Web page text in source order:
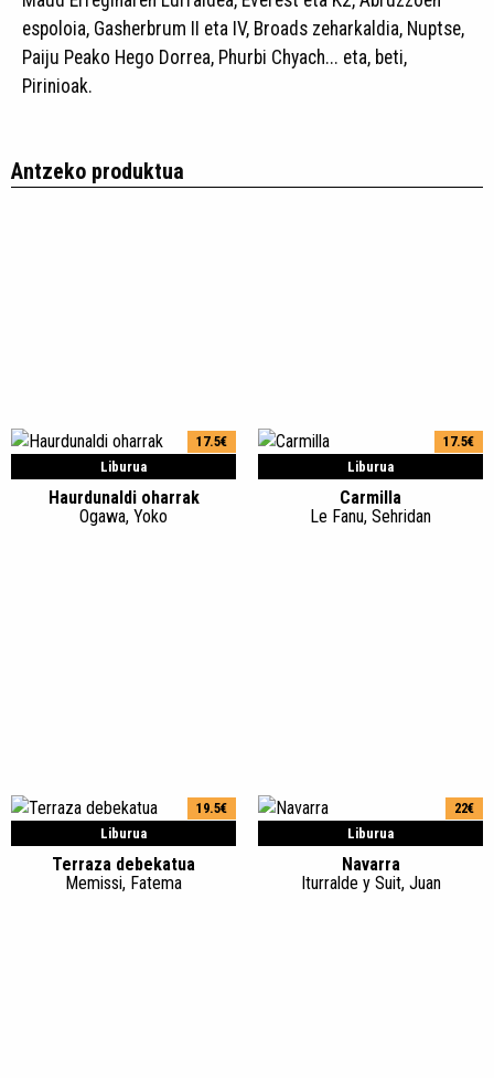
espoloia, Gasherbrum II eta IV, Broads zeharkaldia, Nuptse,
Paiju Peako Hego Dorrea, Phurbi Chyach... eta, beti,
Pirinioak.
Antzeko produktua
Liburua
17.5€
Haurdunaldi oharrak
Ogawa, Yoko
Liburua
17.5€
Carmilla
Le Fanu, Sehridan
Liburua
19.5€
Terraza debekatua
Memissi, Fatema
Liburua
22€
Navarra
Iturralde y Suit, Juan